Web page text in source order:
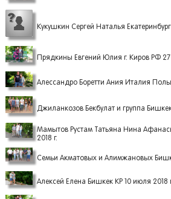
Кукушкин Сергей Наталья
Прядкины Евгений Юлия г. Киров РФ 27
Алессандро Боретти Ания Италия
Джиланкозов Бекбулат и группа
Мамытов Рустам Татьяна Нина
2018 г.
Семьи Акматовых и Алимжановых
Алексей Елена Бишкек КР 10 июля 2018